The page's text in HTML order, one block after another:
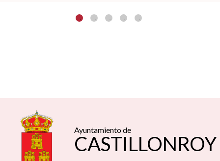
Ayuntamiento de
CASTILLONROY